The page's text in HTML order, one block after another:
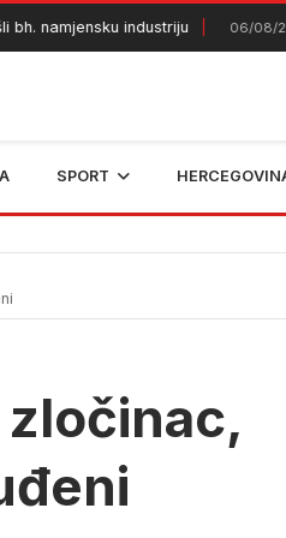
industriju 06/08/2026
SPORT
zločinac,